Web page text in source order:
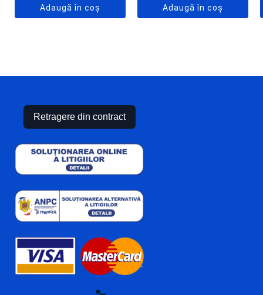
Adaugă în coș Adaugă în coș
Retragere din contract